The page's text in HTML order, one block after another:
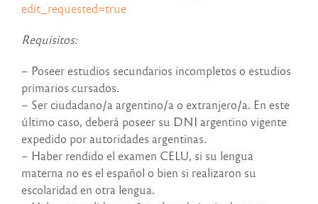
edit_requested=true
Requisitos:
– Poseer estudios secundarios incompletos o estudios
primarios cursados.
– Ser ciudadano/a argentino/a o extranjero/a. En este
último caso, deberá poseer su DNI argentino vigente
expedido por autoridades argentinas.
– Haber rendido el examen CELU, si su lengua
materna no es el español o bien si realizaron su
escolaridad en otra lengua.